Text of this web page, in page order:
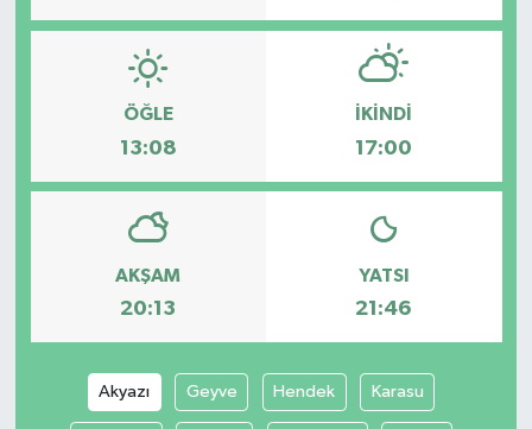
ÖĞLE
13:08
İKINDI
17:00
AKŞAM
20:13
YATSI
21:46
Akyazı Geyve Hendek Karasu